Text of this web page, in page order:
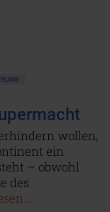
wollen,
ein
– obwohl
des